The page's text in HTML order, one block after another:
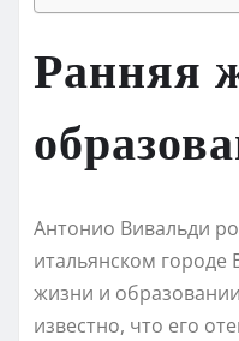
Ранняя
Антонио Вивальди
итальянском городе
жизни и
известно, что его